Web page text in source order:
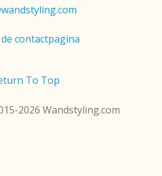
contactpagina
To Top
2026 Wandstyling.com